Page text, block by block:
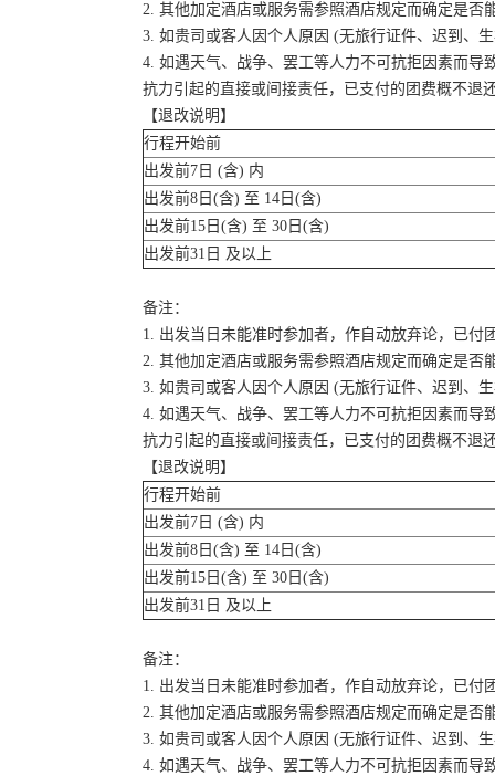
2. 其他加定酒店或服务需参照酒店规定而确定是否
3. 如贵司或客人因个人原因 (无旅行证件、迟到、
4. 如遇天气、战争、罢工等人力不可抗拒因素而
抗力引起的直接或间接责任，已支付的团费概不退
【退改说明】
行程开始前
出发前7日 (含) 内
出发前8日(含) 至 14日(含)
出发前15日(含) 至 30日(含)
出发前31日 及以上
备注：
1. 出发当日未能准时参加者，作自动放弃论，已付
2. 其他加定酒店或服务需参照酒店规定而确定是否
3. 如贵司或客人因个人原因 (无旅行证件、迟到、
4. 如遇天气、战争、罢工等人力不可抗拒因素而
抗力引起的直接或间接责任，已支付的团费概不退
【退改说明】
行程开始前
出发前7日 (含) 内
出发前8日(含) 至 14日(含)
出发前15日(含) 至 30日(含)
出发前31日 及以上
备注：
1. 出发当日未能准时参加者，作自动放弃论，已付
2. 其他加定酒店或服务需参照酒店规定而确定是否
3. 如贵司或客人因个人原因 (无旅行证件、迟到、
4. 如遇天气、战争、罢工等人力不可抗拒因素而